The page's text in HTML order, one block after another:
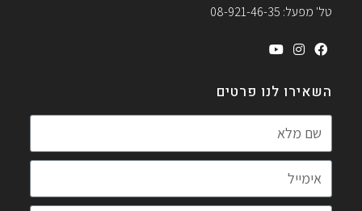
טל' מפעל: 08-921-46-35
השאירו לנו פרטים